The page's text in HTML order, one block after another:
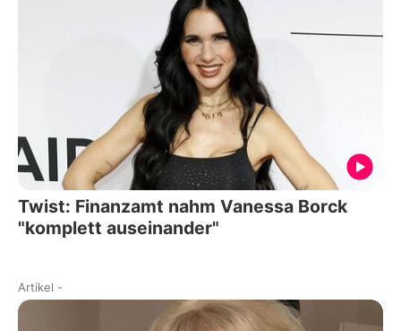
Twist: Finanzamt nahm Vanessa Borck
"komplett auseinander"
Artikel -